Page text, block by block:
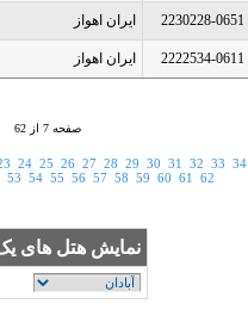
2230228-0651 ایران اهواز
2222534-0611 ایران اهواز
صفحه 7 از 62
24 25 26 27 28 29 30 31 32 33 34
53 54 55 56 57 58 59 60 61 62
نمایش هتل های